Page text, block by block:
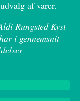
af varer.
Rungsted Kyst
i gennemsnit